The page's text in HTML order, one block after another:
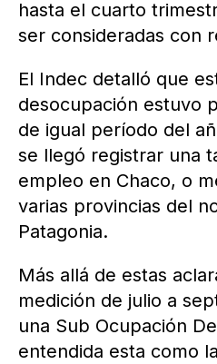
hasta el cuarto
ser consideradas con
El Indec detalló que
desocupación estuvo
de igual período del
se llegó registrar una
empleo en Chaco, o
varias provincias del
Patagonia.
Más allá de estas
medición de julio a
una Sub Ocupación
entendida esta como